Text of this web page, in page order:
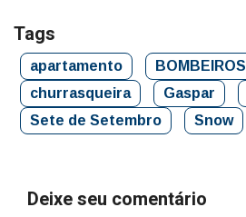
Tags
apartamento
BOMBEIROS
churrasqueira
Gaspar
Sete de Setembro
Snow
Deixe seu comentário